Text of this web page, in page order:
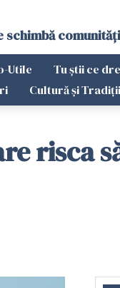
schimbă comunități
Utile Tu știi ce
Cultură și Tradiții
risca